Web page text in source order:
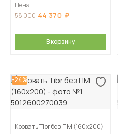
Цена
58 000 44 370
В корзину
-24%
Кровать Tibr без ПМ (160х200)